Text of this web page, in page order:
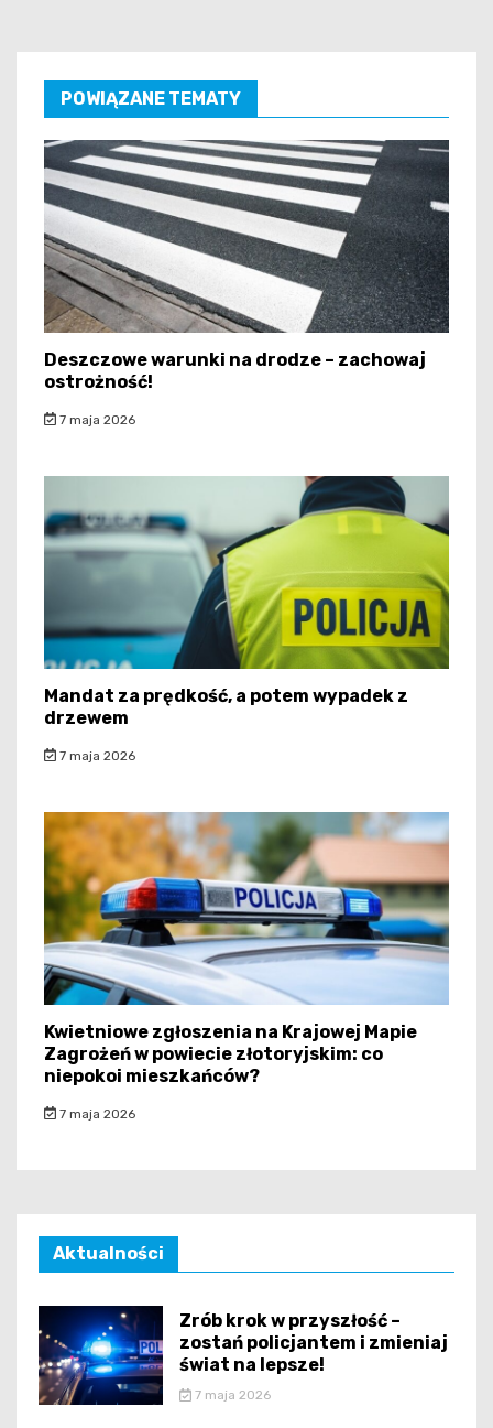
POWIĄZANE TEMATY
Deszczowe warunki na drodze – zachowaj
ostrożność!
7 maja 2026
Mandat za prędkość, a potem wypadek z
drzewem
7 maja 2026
Kwietniowe zgłoszenia na Krajowej Mapie
Zagrożeń w powiecie złotoryjskim: co
niepokoi mieszkańców?
7 maja 2026
Aktualności
Zrób krok w przyszłość –
zostań policjantem i zmieniaj
świat na lepsze!
7 maja 2026